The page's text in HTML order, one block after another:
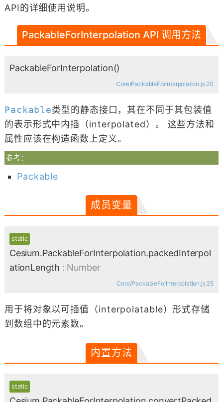
API的详细使用说明。
PackableForInterpolation API 调用方法
PackableForInterpolation()
Core/PackableForInterpolation.js 20
Packable类型的静态接口，其在不同于其包装值
的表示形式中内插（interpolated）。 这些方法和
属性应该在构造函数上定义。
参考：
Packable
成员变量
static
Cesium.PackableForInterpolation.packedInterpol
ationLength : Number
Core/PackableForInterpolation.js 25
用于将对象以可插值（interpolatable）形式存储
到数组中的元素数。
内置方法
static